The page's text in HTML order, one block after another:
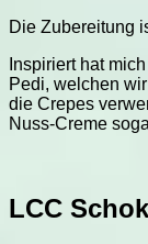
Die Zubereitung
Inspiriert hat
Pedi, welchen
die Crepes
Nuss-Creme
LCC